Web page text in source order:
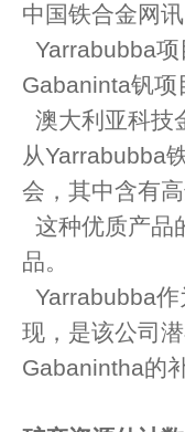
中国铁合金网讯
Yarrabubba
Gabaninta钒项
澳大利亚科技
从Yarrabubba
会，其中含有
这种优质产品
品。
Yarrabubba
现，是该公司
Gabanintha的